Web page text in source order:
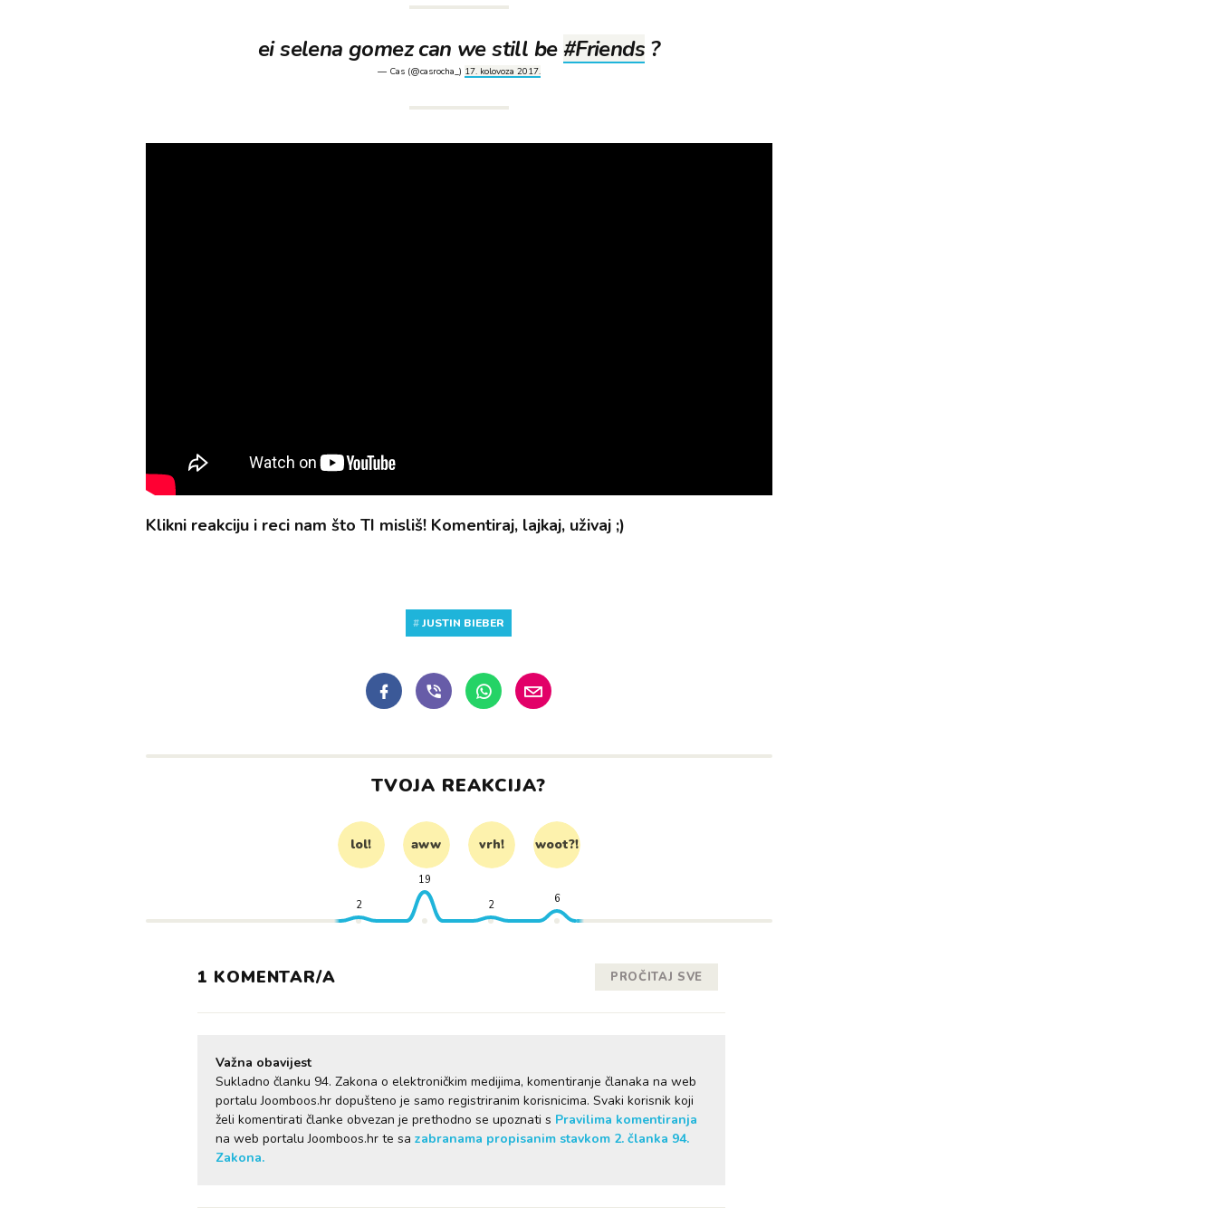
ei selena gomez can we still be #Friends ?
— Cas (@casrocha_) 17. kolovoza 2017.
Klikni reakciju i reci nam što TI misliš! Komentiraj, lajkaj, uživaj ;)
#JUSTIN BIEBER
TVOJA REAKCIJA?
lol! aww vrh! woot?!
2
19
2
6
1 KOMENTAR/A PROČITAJ SVE
Važna obavijest
Sukladno članku 94. Zakona o elektroničkim medijima, komentiranje članaka na web
portalu Joomboos.hr dopušteno je samo registriranim korisnicima. Svaki korisnik koji
želi komentirati članke obvezan je prethodno se upoznati s Pravilima komentiranja
na web portalu Joomboos.hr te sazabranama propisanim stavkom 2. članka 94.
Zakona.